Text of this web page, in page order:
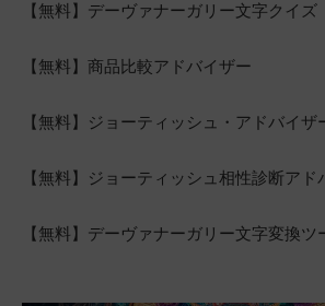
【無料】デーヴァナーガリー文字クイズ
【無料】商品比較アドバイザー
【無料】ジョーティッシュ・アドバイザ
【無料】ジョーティッシュ相性診断アド
【無料】デーヴァナーガリー文字変換ツ